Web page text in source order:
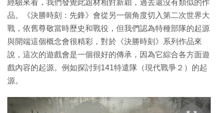
經驗來看，我們發覺此題材相對新穎，過去還沒有類似的作
品。《決勝時刻：先鋒》會從另一個角度切入第二次世界大
戰，依舊尊敬當時歷史和戰役，但我們認為特種部隊的起源
與開端這個概念會很精彩，對於《決勝時刻》系列作品來
說，這次的遊戲會是一個很好的傳承，因為它綜合各方面遊
戲內容的起源。例如探討到141特遣隊（現代戰爭２）的起
源。